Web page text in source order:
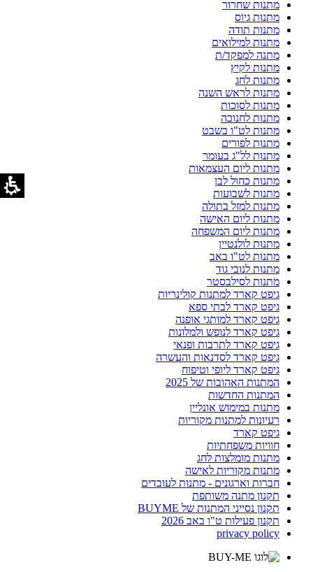
מתנות שחרור
מתנות גיוס
מתנות תודה
מתנות למילואים
מתנה למפקד/ת
מתנות לקיץ
מתנות לחג
מתנות לראש השנה
מתנות לסוכות
מתנות לחנוכה
מתנות לט"ו בשבט
מתנות לפורים
מתנות לל"ג בעומר
מתנות ליום העצמאות
מתנות כחול לבן
מתנות לשבועות
מתנות למזל בתולה
מתנות ליום האישה
מתנות ליום המשפחה
מתנות לולנטיין
מתנות לט"ו באב
מתנות לנובי גוד
מתנות לסילבסטר
גיפט קארד למתנות קולינריות
גיפט קארד לבתי ספא
גיפט קארד למותגי אופנה
גיפט קארד לנופש ולמלונות
גיפט קארד לתרבות ופנאי
גיפט קארד לסדנאות והעשרה
גיפט קארד ליופי וטיפוח
המתנות האהובות של 2025
המתנות החדשות
מתנות במימוש אונליין
רעיונות למתנות מקוריות
גיפט קארד
חוויות משפחתיות
מתנות מומלצות לחג
מתנות מקוריות לאישה
חברות וארגונים - מתנות לעובדים
תקנון מתנה משותפת
תקנון נסייני המתנות של BUYME
תקנון פעילות ט"ו באב 2026
privacy policy